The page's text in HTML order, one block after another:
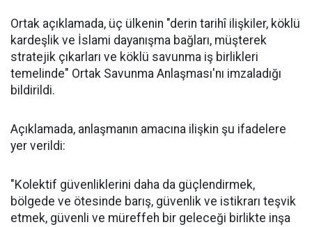
Ortak açıklamada, üç ülkenin "derin tarihî ilişkiler, köklü
kardeşlik ve İslami dayanışma bağları, müşterek
stratejik çıkarları ve köklü savunma iş birlikleri
temelinde" Ortak Savunma Anlaşması'nı imzaladığı
bildirildi.
Açıklamada, anlaşmanın amacına ilişkin şu ifadelere
yer verildi:
"Kolektif güvenliklerini daha da güçlendirmek,
bölgede ve ötesinde barış, güvenlik ve istikrarı teşvik
etmek, güvenli ve müreffeh bir geleceği birlikte inşa